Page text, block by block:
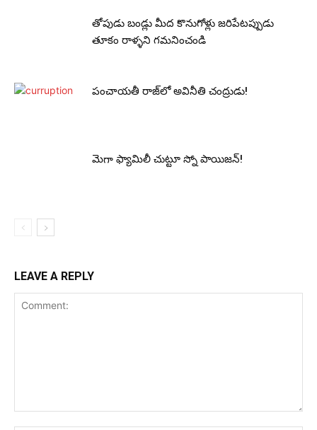
తోపుడు బండ్లు మీద కొనుగోళ్లు జరిపేటప్పుడు
తూకం రాళ్ళని గమనించండి
పంచాయ‌తీ రాజ్‌లో అవినీతి చంద్రుడు!
మెగా ఫ్యామిలీ చుట్టూ స్నో పాయిజ‌న్‌!
LEAVE A REPLY